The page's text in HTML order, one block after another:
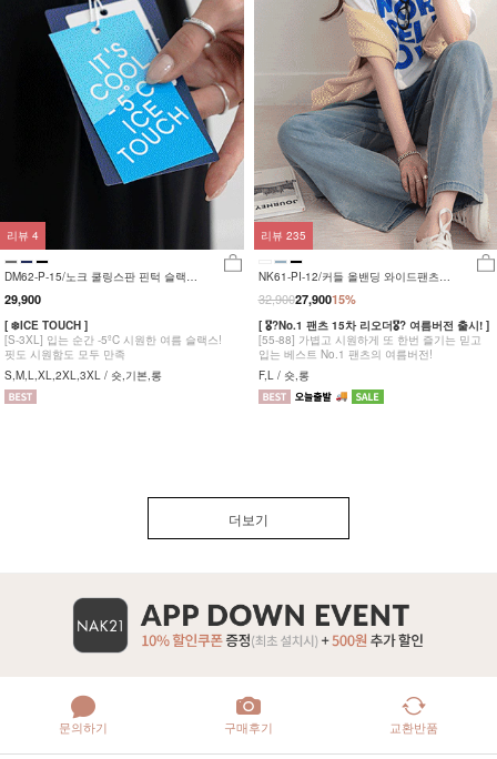
DM62-P-15/노크 쿨링스판 핀턱 슬랙스
_YN
29,900
[ ❄️ICE TOUCH ]
[S-3XL] 입는 순간 -5ºC 시원한 여름 슬랙스!
핏도 시원함도 모두 만족
S,M,L,XL,2XL,3XL / 숏,기본,롱
리뷰 4
NK61-PI-12/커들 올밴딩 와이드팬츠
_YN
15%
32,90027,900
[ 🎖?No.1 팬츠 15차 리오더🎖? 여름버전 출시! ]
[55-88] 가볍고 시원하게 또 한번 즐기는 믿고
입는 베스트 No.1 팬츠의 여름버전!
F,L / 숏,롱
리뷰 235
더보기
문의하기 구매후기 교환반품